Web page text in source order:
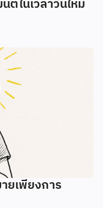
ในเวลาวันใหม่
ยเพียงการ